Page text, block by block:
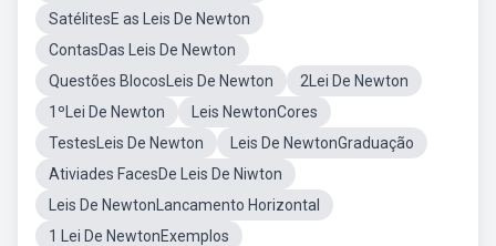
SatélitesE as Leis De Newton
ContasDas Leis De Newton
Questões BlocosLeis De Newton
2Lei De Newton
1ºLei De Newton
Leis NewtonCores
TestesLeis De Newton
Leis De NewtonGraduação
Ativiades FacesDe Leis De Niwton
Leis De NewtonLancamento Horizontal
1 Lei De NewtonExemplos